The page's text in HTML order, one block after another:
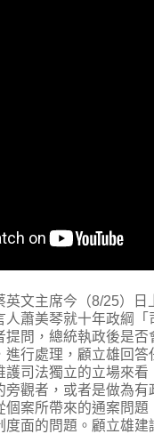
英文主席今（8/25）日
人蕭美琴就十年政綱「
問，總統執政後是否
進行處理，顧立雄回答
護司法獨立的立場來看
旁觀者，或者是做為有
個案所帶來的通案問題
度面的問題。顧立雄建